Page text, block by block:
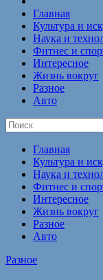
Главная
Культура и
Наука и
Фитнес и
Интересное
Жизнь вокруг
Разное
Авто
Главная
Культура и
Наука и
Фитнес и
Интересное
Жизнь вокруг
Разное
Авто
Разное